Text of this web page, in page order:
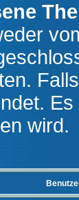
wird.